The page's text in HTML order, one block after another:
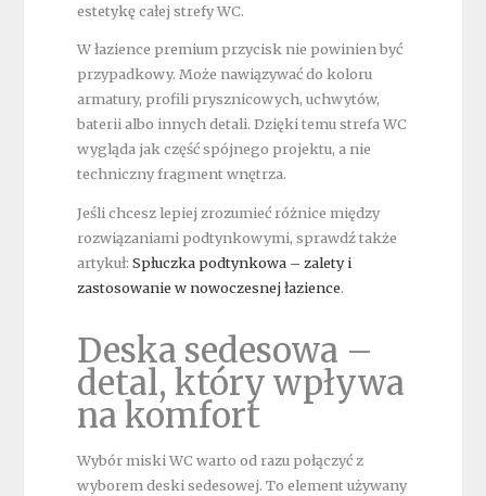
estetykę całej strefy WC.
W łazience premium przycisk nie powinien być
przypadkowy. Może nawiązywać do koloru
armatury, profili prysznicowych, uchwytów,
baterii albo innych detali. Dzięki temu strefa WC
wygląda jak część spójnego projektu, a nie
techniczny fragment wnętrza.
Jeśli chcesz lepiej zrozumieć różnice między
rozwiązaniami podtynkowymi, sprawdź także
artykuł: Spłuczka podtynkowa – zalety i
zastosowanie w nowoczesnej łazience.
Deska sedesowa –
detal, który wpływa
na komfort
Wybór miski WC warto od razu połączyć z
wyborem deski sedesowej. To element używany